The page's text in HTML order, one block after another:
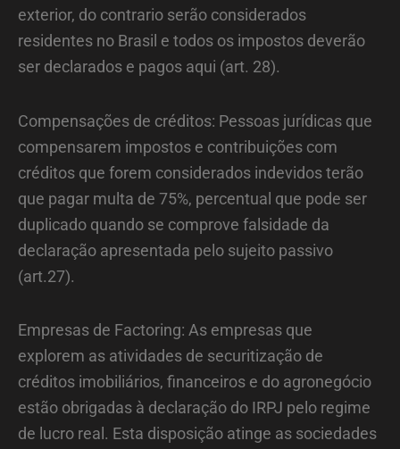
exterior, do contrario serão considerados
residentes no Brasil e todos os impostos deverão
ser declarados e pagos aqui (art. 28).
Compensações de créditos: Pessoas jurídicas que
compensarem impostos e contribuições com
créditos que forem considerados indevidos terão
que pagar multa de 75%, percentual que pode ser
duplicado quando se comprove falsidade da
declaração apresentada pelo sujeito passivo
(art.27).
Empresas de Factoring: As empresas que
explorem as atividades de securitização de
créditos imobiliários, financeiros e do agronegócio
estão obrigadas à declaração do IRPJ pelo regime
de lucro real. Esta disposição atinge as sociedades